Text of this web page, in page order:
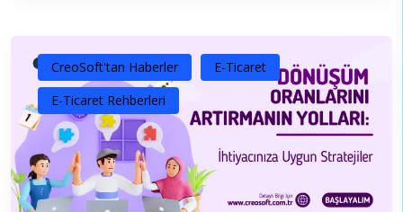
CreoSoft'tan Haberler
E-Ticaret
E-Ticaret Rehberleri